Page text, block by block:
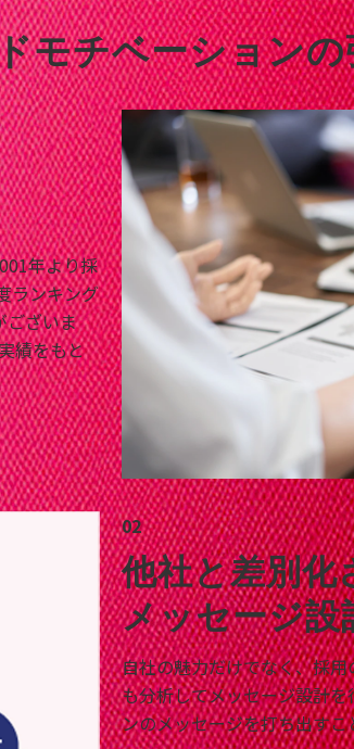
モチベーションの
年より採
ランキング
ございま
績をもと
02
他社と差別化
メッセージ設
自社の魅力だけでなく、採
も分析してメッセージ設計
ンのメッセージを打ち出すこ